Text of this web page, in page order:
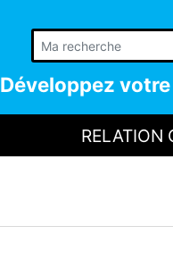
Développez votre
RELATION